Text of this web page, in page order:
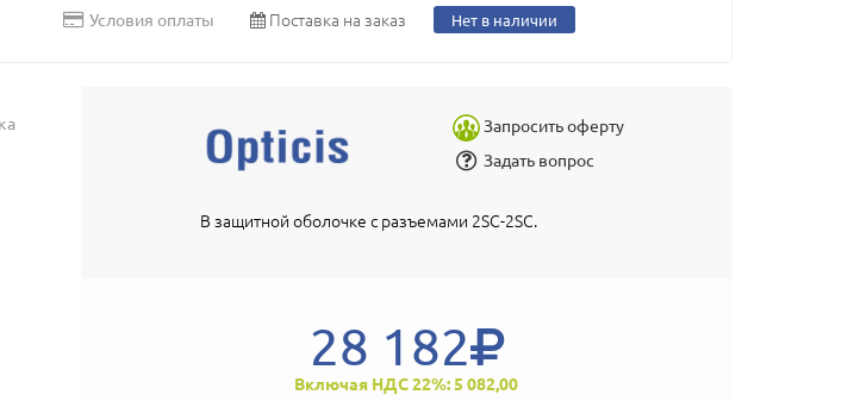
Условия оплаты Поставка на заказ Нет в наличии
Запросить оферту
Задать вопрос
В защитной оболочке с разъемами 2SC-2SC.
28 182
Включая НДС 22%: 5 082,00